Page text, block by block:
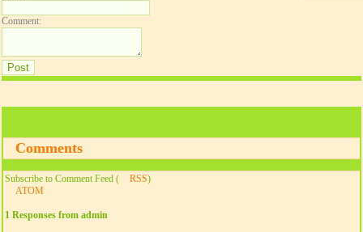
Comment:
Comments
Subscribe to Comment Feed ( RSS)
ATOM
1 Responses from admin